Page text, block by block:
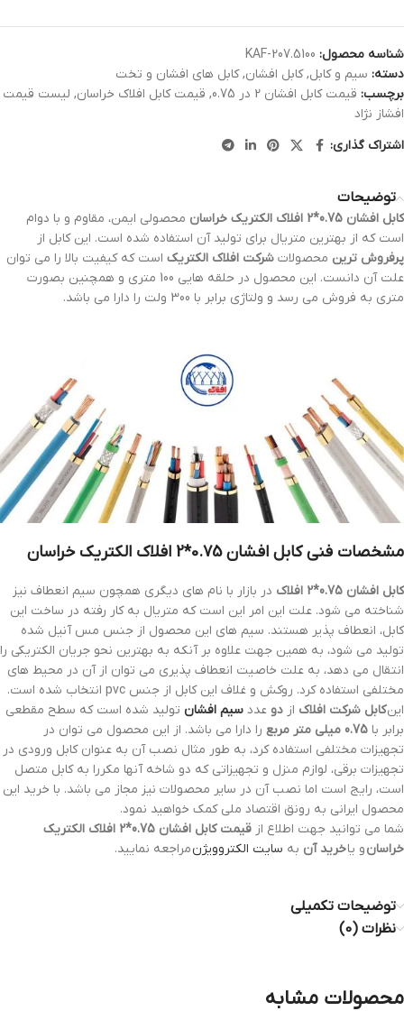
شناسه محصول: KAF-207.5100
دسته: سیم و کابل, کابل افشان, کابل های افشان و تخت
برچسب: قیمت کابل افشان 2 در 0.75 , قیمت کابل افلاک خراسان, لیست قیمت
افشاز نژاد
اشتراک گذاری:
توضیحات
کابل افشان 0.75*2 افلاک الکتریک خراسان
محصولی ایمن، مقاوم و با دوام
است که از بهترین متریال برای تولید آن استفاده شده است. این کابل از
پرفروش ترین محصولات شرکت افلاک الکتریک است که کیفیت بالا را می توان
علت آن دانست. این محصول در حلقه هایی 100 متری و همچنین بصورت
متری به فروش می رسد و ولتاژی برابر با 300 ولت را دارا می باشد.
مشخصات فنیکابل افشان 0.75*2 افلاک الکتریک خراسان
کابل افشان 0.75*2 افلاک
در بازار با نام های دیگری همچون سیم انعطاف نیز
شناخته می شود. علت این امر این است که متریال به کار رفته در ساخت این
کابل، انعطاف پذیر هستند. سیم های این محصول از جنس مس آنیل شده
تولید می شود، به همین جهت علاوه بر آنکه به بهترین نحو جریان الکتریکی را
انتقال می دهد، به علت خاصیت انعطاف پذیری می توان از آن در محیط های
مختلفی استفاده کرد. روکش و غلاف این کابل از جنس pvc انتخاب شده است.
اینکابل شرکت افلاک از دو عدد سیم افشان تولید شده است که سطح مقطعی
برابر با 0.75 میلی متر مربع
را دارا می باشد. از این محصول می توان در
تجهیزات مختلفی استفاده کرد، به طور مثال نصب آن به عنوان کابل ورودی در
تجهیزات برقی، لوازم منزل و تجهیزاتی که دو شاخه آنها مکررا به کابل متصل
است، رایج است اما نصب آن در سایر محصولات نیز مجاز می باشد. با خرید این
محصول ایرانی به رونق اقتصاد ملی کمک خواهید نمود.
شما می توانید جهت اطلاع از
قیمت کابل افشان 0.75*2 افلاک الکتریک
خراسانو یاخرید آن به سایت الکتروویژنمراجعه نمایید.
توضیحات تکمیلی
نظرات (0)
محصولات مشابه